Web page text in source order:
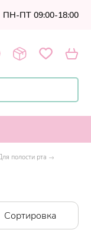
ПН-ПТ 09:00-18:00
полости рта
Сортировка